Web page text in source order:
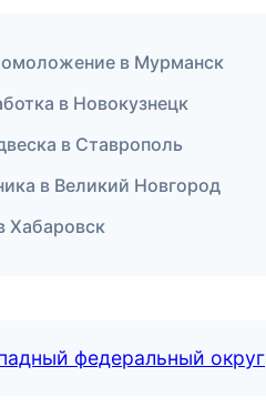
омоложение в Мурманск
в Новокузнецк
в Ставрополь
в Великий Новгород
Хабаровск
федеральный округ